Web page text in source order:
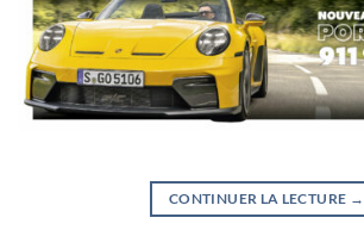
CONTINUER LA LECTURE →